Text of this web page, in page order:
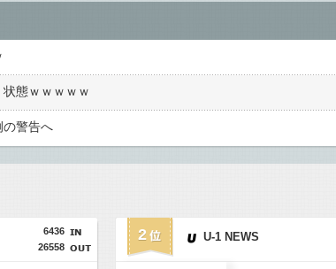
態ｗｗｗｗｗ
の警告へ
6436
26558
2 U-1 NEWS